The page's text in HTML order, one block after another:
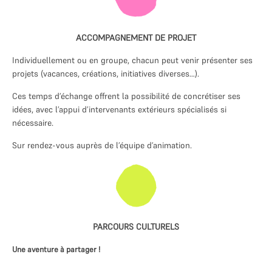
Nos partenaires
ACCOMPAGNEMENT DE PROJET
Individuellement ou en groupe, chacun peut venir présenter ses
projets (vacances, créations, initiatives diverses…).
Ces temps d’échange offrent la possibilité de concrétiser ses
idées, avec l’appui d’intervenants extérieurs spécialisés si
nécessaire.
Sur rendez-vous auprès de l’équipe d’animation.
PARCOURS CULTURELS
Une aventure à partager !